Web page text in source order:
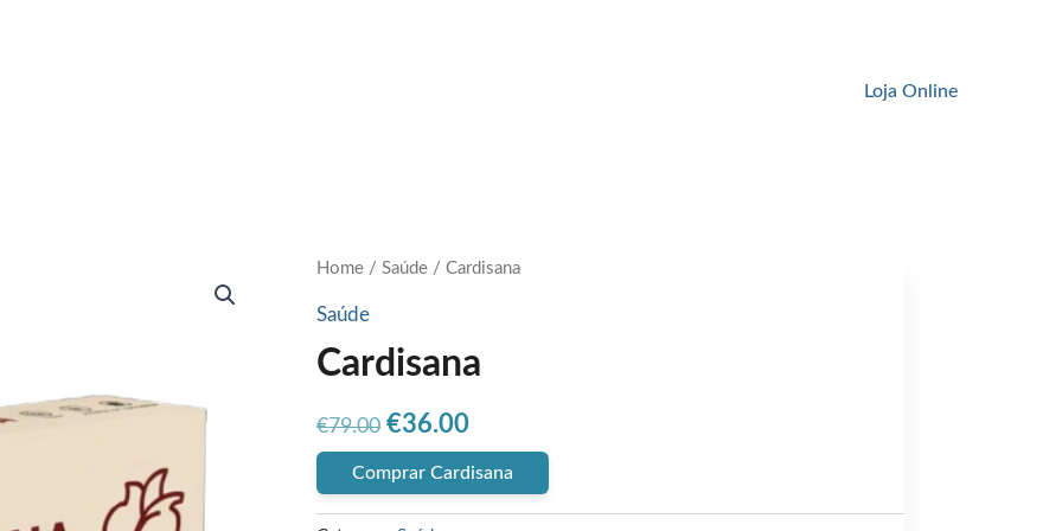
Loja Online
Home /Saúde / Cardisana
Saúde
Cardisana
€79.00 Original
price
was:
€36.00Current
price
is:
Comprar Cardisana